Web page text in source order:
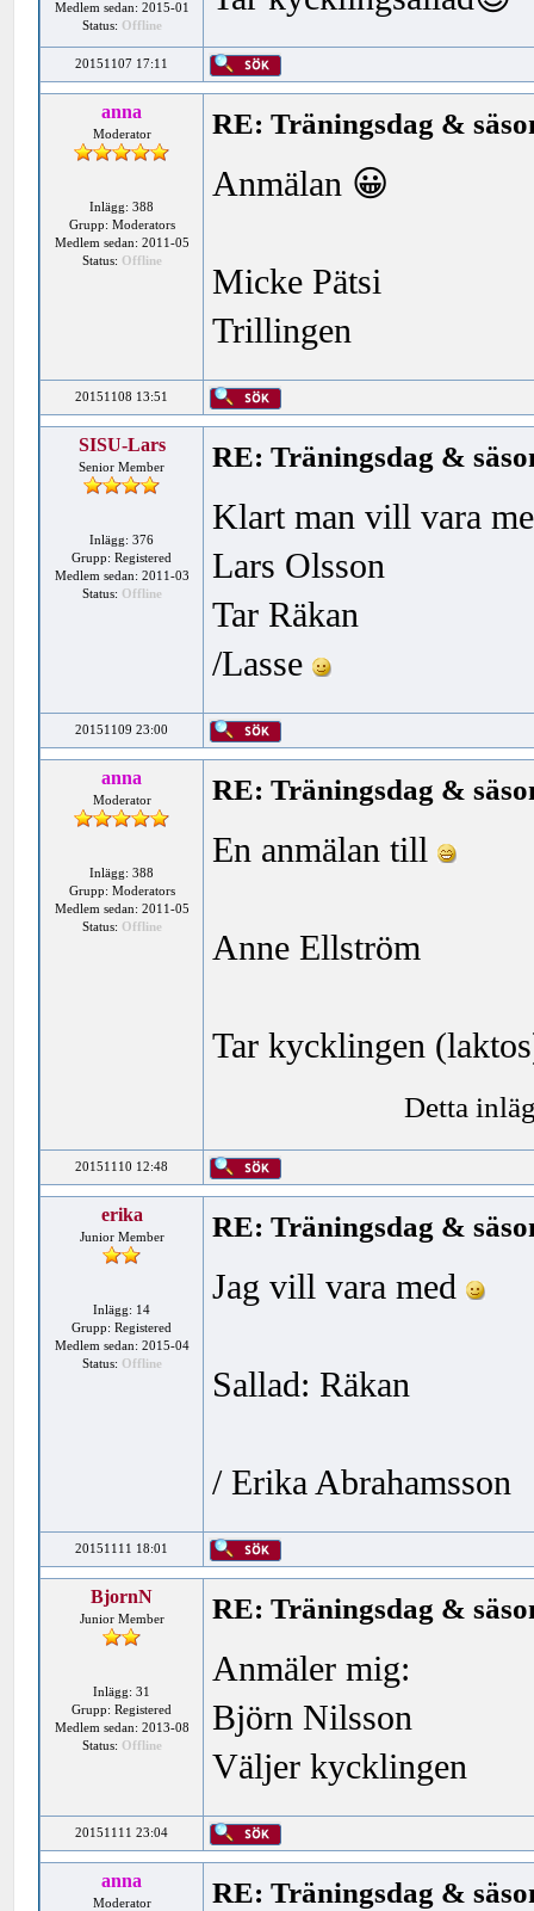
Medlem sedan: 2015-01
Status: Offline
20151107 17:11
anna
Moderator
Inlägg: 388
Grupp: Moderators
Medlem sedan: 2011-05
Status: Offline
RE: Träningsdag &
Anmälan 😀
Micke Pätsi
Trillingen
20151108 13:51
SISU-Lars
Senior Member
Inlägg: 376
Grupp: Registered
Medlem sedan: 2011-03
Status: Offline
RE: Träningsdag &
Klart man vill vara
Lars Olsson
Tar Räkan
/Lasse
20151109 23:00
anna
Moderator
Inlägg: 388
Grupp: Moderators
Medlem sedan: 2011-05
Status: Offline
RE: Träningsdag &
En anmälan till
Anne Ellström
Tar kycklingen
Detta
20151110 12:48
erika
Junior Member
Inlägg: 14
Grupp: Registered
Medlem sedan: 2015-04
Status: Offline
RE: Träningsdag &
Jag vill vara med
Sallad: Räkan
/ Erika Abrahamsson
20151111 18:01
BjornN
Junior Member
Inlägg: 31
Grupp: Registered
Medlem sedan: 2013-08
Status: Offline
RE: Träningsdag &
Anmäler mig:
Björn Nilsson
Väljer kycklingen
20151111 23:04
anna
Moderator RE: Träningsdag &